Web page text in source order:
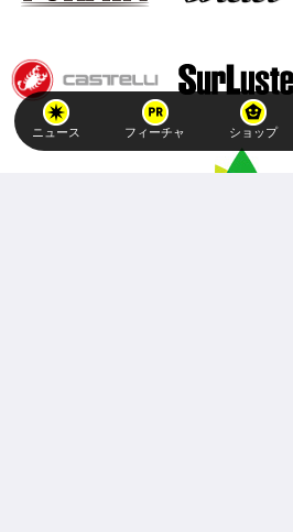
ニュース フィーチャ ショップ